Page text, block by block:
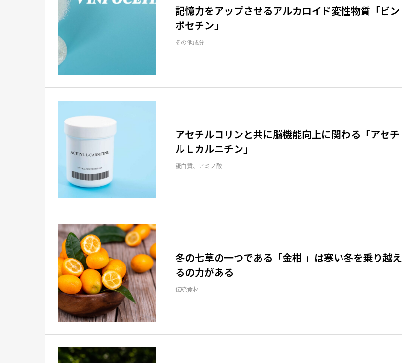
記憶力をアップさせるアルカロイド変性物質「ビン
ポセチン」
その他成分
アセチルコリンと共に脳機能向上に関わる「アセチ
ルＬカルニチン」
蛋白質、アミノ酸
冬の七草の一つである「金柑 」は寒い冬を乗り越え
るの力がある
伝統食材